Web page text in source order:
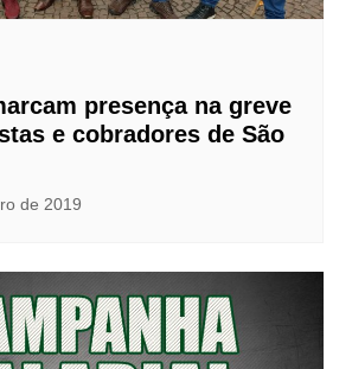
presença na greve
e cobradores de São
de 2019